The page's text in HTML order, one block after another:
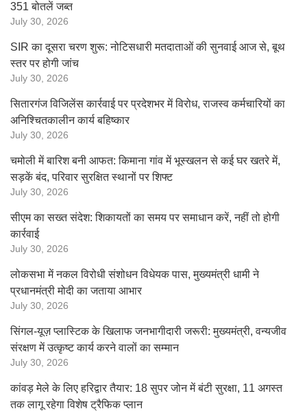
351 बोतलें जब्त
July 30, 2026
SIR का दूसरा चरण शुरू: नोटिसधारी मतदाताओं की सुनवाई आज से, बूथ
स्तर पर होगी जांच
July 30, 2026
सितारगंज विजिलेंस कार्रवाई पर प्रदेशभर में विरोध, राजस्व कर्मचारियों का
अनिश्चितकालीन कार्य बहिष्कार
July 30, 2026
चमोली में बारिश बनी आफत: किमाना गांव में भूस्खलन से कई घर खतरे में,
सड़कें बंद, परिवार सुरक्षित स्थानों पर शिफ्ट
July 30, 2026
सीएम का सख्त संदेश: शिकायतों का समय पर समाधान करें, नहीं तो होगी
कार्रवाई
July 30, 2026
लोकसभा में नकल विरोधी संशोधन विधेयक पास, मुख्यमंत्री धामी ने
प्रधानमंत्री मोदी का जताया आभार
July 30, 2026
सिंगल-यूज़ प्लास्टिक के खिलाफ जनभागीदारी जरूरी: मुख्यमंत्री, वन्यजीव
संरक्षण में उत्कृष्ट कार्य करने वालों का सम्मान
July 30, 2026
कांवड़ मेले के लिए हरिद्वार तैयार: 18 सुपर जोन में बंटी सुरक्षा, 11 अगस्त
तक लागू रहेगा विशेष ट्रैफिक प्लान